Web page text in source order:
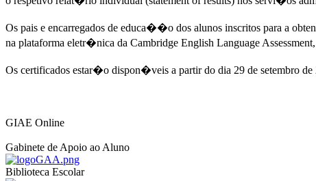
Os pais e encarregados de educa��o dos alunos inscritos para a
na plataforma eletr�nica da Cambridge English Language
Os certificados estar�o dispon�veis a partir do dia 29 de setembro
GIAE Online
Gabinete de Apoio ao Aluno
Biblioteca Escolar